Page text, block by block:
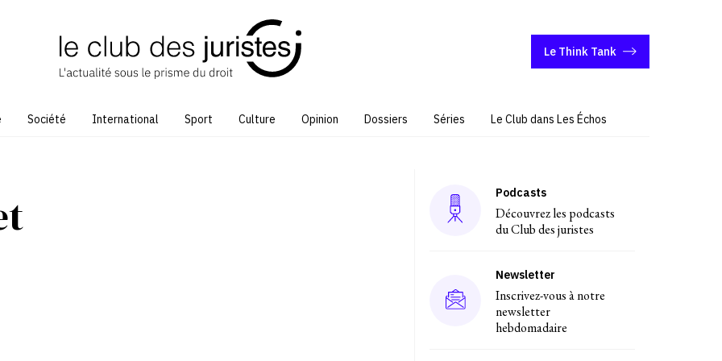
Le Think Tank
Société International Sport Culture Opinion Dossiers Séries Le Club dans Les Échos
Podcasts
Découvrez les podcasts
du Club des juristes
Newsletter
Inscrivez-vous à notre
newsletter
hebdomadaire